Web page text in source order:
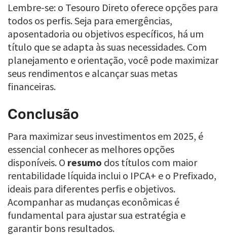
Lembre-se: o Tesouro Direto oferece opções para
todos os perfis. Seja para emergências,
aposentadoria ou objetivos específicos, há um
título que se adapta às suas necessidades. Com
planejamento e orientação, você pode maximizar
seus rendimentos e alcançar suas metas
financeiras.
Conclusão
Para maximizar seus investimentos em 2025, é
essencial conhecer as melhores opções
disponíveis. O resumo dos títulos com maior
rentabilidade líquida inclui o IPCA+ e o Prefixado,
ideais para diferentes perfis e objetivos.
Acompanhar as mudanças econômicas é
fundamental para ajustar sua estratégia e
garantir bons resultados.